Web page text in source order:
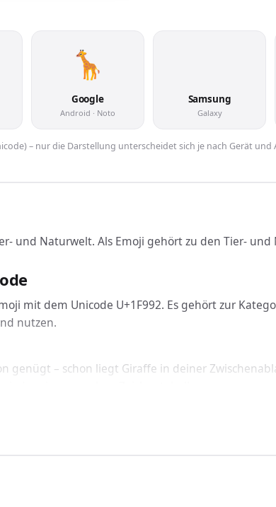
Google
Android · Noto
Samsung
Galaxy
– nur die Darstellung unterscheidet sich je nach Gerät und
und Naturwelt. Als Emoji gehört zu den Tier-
mit dem Unicode U+1F992. Es gehört zur
nutzen.
genügt – schon liegt Giraffe in deiner
Giraffe funktioniert geräteübergreifend auf
Schriftart korrekt dargestellt.